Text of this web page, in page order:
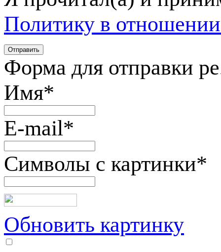
Политику в
Форма для отправки
Имя*
E-mail*
Символы с картинки*
Обновить картинку